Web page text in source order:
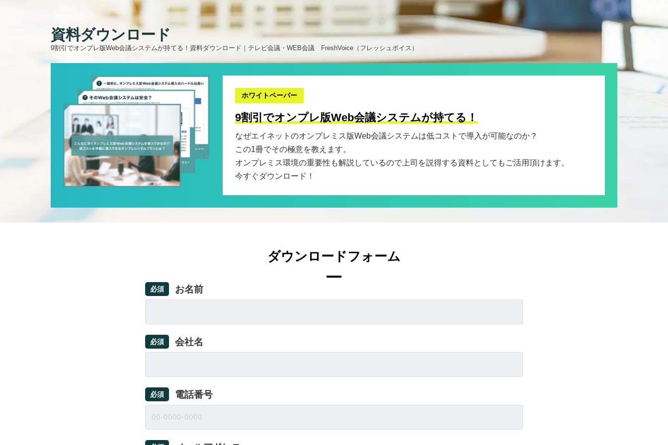
資料ダウンロード
9割引でオンプレ版Web会議システムが持てる！資料ダウンロード｜テレビ会議・WEB会議 FreshVoice（フレッシュボイス）
ホワイトペーパー
9割引でオンプレ版Web会議システムが持てる！
なぜエイネットのオンプレミス版Web会議システムは低コストで導入が可能なのか？
この1冊でその極意を教えます。
オンプレミス環境の重要性も解説しているので上司を説得する資料としてもご活用頂けます。
今すぐダウンロード！
ダウンロードフォーム
お名前
必須
会社名
必須
電話番号
必須